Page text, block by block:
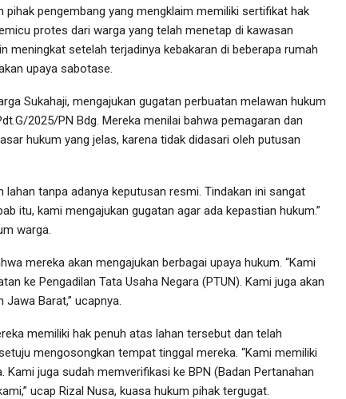
pengembang yang mengklaim memiliki sertifikat hak
protes dari warga yang telah menetap di kawasan
meningkat setelah terjadinya kebakaran di beberapa rumah
upaya sabotase.
Sukahaji, mengajukan gugatan perbuatan melawan hukum
2025/PN Bdg. Mereka menilai bahwa pemagaran dan
hukum yang jelas, karena tidak didasari oleh putusan
tanpa adanya keputusan resmi. Tindakan ini sangat
itu, kami mengajukan gugatan agar ada kepastian hukum.”
warga.
mereka akan mengajukan berbagai upaya hukum. “Kami
ke Pengadilan Tata Usaha Negara (PTUN). Kami juga akan
Barat,” ucapnya.
memiliki hak penuh atas lahan tersebut dan telah
mengosongkan tempat tinggal mereka. “Kami memiliki
juga sudah memverifikasi ke BPN (Badan Pertanahan
ucap Rizal Nusa, kuasa hukum pihak tergugat.